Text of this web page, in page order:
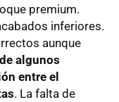
premium.
inferiores.
aunque
algunos
entre el
. La falta de